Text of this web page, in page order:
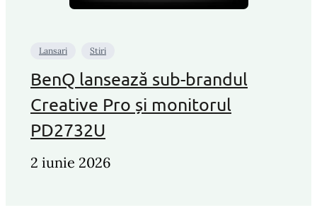
Lansari Stiri
BenQ lansează sub-brandul
Creative Pro și monitorul
PD2732U
2 iunie 2026